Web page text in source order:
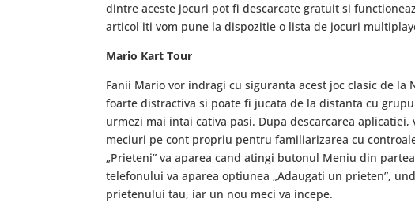
dintre aceste jocuri pot fi descarcate gratuit si
articol iti vom pune la dispozitie o lista de jocuri
Mario Kart Tour
Fanii Mario vor indragi cu siguranta acest joc clasic de
foarte distractiva si poate fi jucata de la distanta cu
urmezi mai intai cativa pasi. Dupa descarcarea
meciuri pe cont propriu pentru familiarizarea cu
„Prieteni” va aparea cand atingi butonul Meniu din
telefonului va aparea optiunea „Adaugati un prieten”,
prietenului tau, iar un nou meci va incepe.